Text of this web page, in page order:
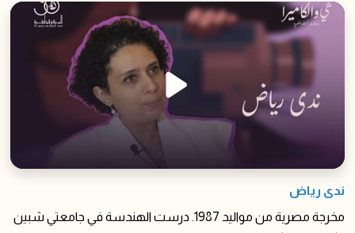
ندى رياض
مخرجة مصرية من مواليد 1987. درست الهندسة في جامعتي شبين